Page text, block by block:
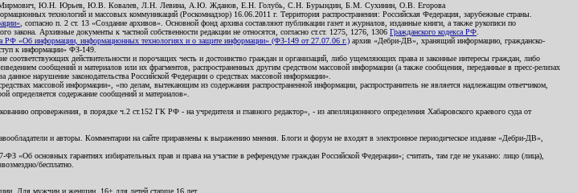
Мирмович, Ю.Н. Юрьев, Ю.В. Ковалев, Л.Н. Левина, А.Ю. Жданов, Е.Н. Голубь, С.Н. Бурындин, Б.М. Сухинин, О.В. Егорова
технологий и массовых коммуникаций (Роскомнадзор) 16.06.2011 г. Территория распространения: Российская Федерация, зарубежные страны.
, согласно п. 2 ст. 13 «Создание архивов». Основной фонд архива составляют публикации газет и журналов, изданные книги, а также рукописи по
Архивные документы к частной собственности редакции не относятся, согласно ст.ст. 1275, 1276, 1306 Гражданского кодекса РФ
РФ «Об информации, информационных технологиях и о защите информации» (ФЗ-149 от 27.07.06 г.) архив «Дебри-ДВ», хранящий информацию, гражданско-
к информации» ФЗ-149.
действительности и порочащих честь и достоинство граждан и организаций, либо ущемляющих права и законные интересы граждан, либо
сообщений и материалов или их фрагментов, распространенных другим средством массовой информации (а также сообщения, переданные в пресс-релизах
нарушение законодательства Российской Федерации о средствах массовой информации».
массовой информации», «по делам, вытекающим из содержания распространенной информации, распространитель не является надлежащим ответчиком,
определяется содержание сообщений и материалов».
опровержения, в порядке ч.2 ст.152 ГК РФ - на учредителя и главного редактор», - из апелляционного определения Хабаровского краевого суда от
и авторы. Комментарии на сайте приравнены к выражению мнения. Блоги и форум не входят в электронное периодическое издание «Дебри-ДВ»,
основных гарантиях избирательных прав и права на участие в референдуме граждан Российской Федерации»; считать, там где не указано: лицо (лица),
бесплатно.
Для мужчин и женщин. 16+ для детей старше 16 лет.